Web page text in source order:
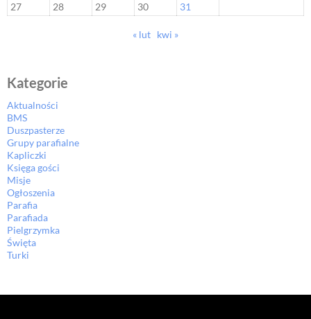
27
28 29 30 31
« lut kwi »
Kategorie
Aktualności
BMS
Duszpasterze
Grupy parafialne
Kapliczki
Księga gości
Misje
Ogłoszenia
Parafia
Parafiada
Pielgrzymka
Święta
Turki